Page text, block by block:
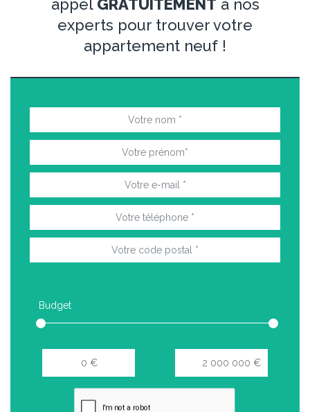
appel GRATUITEMENT à nos
experts pour trouver votre
appartement neuf !
Budget